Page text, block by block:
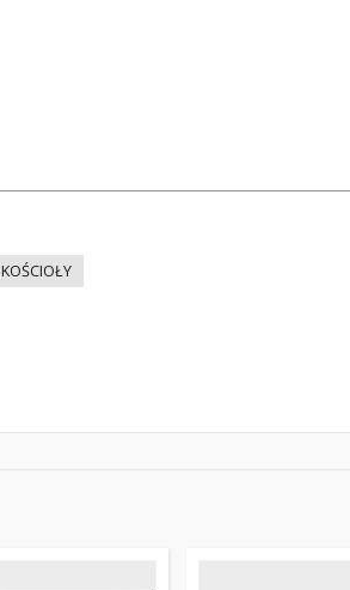
KOŚCIOŁY